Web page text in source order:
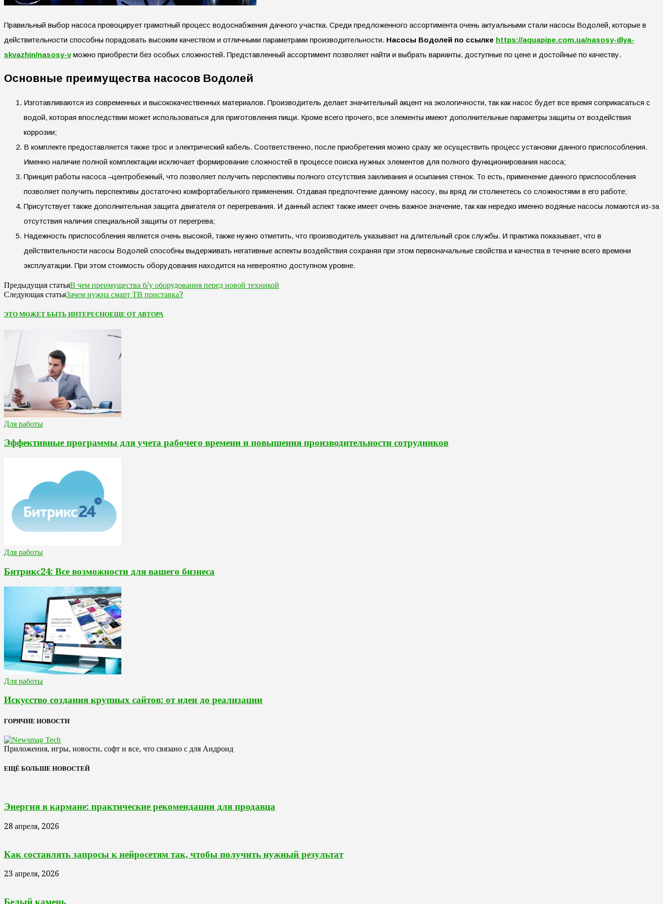
Правильный выбор насоса провоцирует грамотный процесс водоснабжения дачного участка. Среди предложенного ассортимента очень актуальными стали насосы Водолей, которые в
действительности способны порадовать высоким качеством и отличными параметрами производительности. Насосы Водолей по ссылке https://aquapipe.com.ua/nasosy-dlya-
skvazhin/nasosy-vможно приобрести без особых сложностей. Представленный ассортимент позволяет найти и выбрать варианты, доступные по цене и достойные по качеству.
Основные преимущества насосов Водолей
Изготавливаются из современных и высококачественных материалов. Производитель делает значительный акцент на экологичности, так как насос будет все время соприкасаться с
водой, которая впоследствии может использоваться для приготовления пищи. Кроме всего прочего, все элементы имеют дополнительные параметры защиты от воздействия
коррозии;
В комплекте предоставляется также трос и электрический кабель. Соответственно, после приобретения можно сразу же осуществить процесс установки данного приспособления.
Именно наличие полной комплектации исключает формирование сложностей в процессе поиска нужных элементов для полного функционирования насоса;
Принцип работы насоса –центробежный, что позволяет получить перспективы полного отсутствия заиливания и осыпания стенок. То есть, применение данного приспособления
позволяет получить перспективы достаточно комфортабельного применения. Отдавая предпочтение данному насосу, вы вряд ли столкнетесь со сложностями в его работе;
Присутствует также дополнительная защита двигателя от перегревания. И данный аспект также имеет очень важное значение, так как нередко именно водяные насосы ломаются из-за
отсутствия наличия специальной защиты от перегрева;
Надежность приспособления является очень высокой, также нужно отметить, что производитель указывает на длительный срок службы. И практика показывает, что в
действительности насосы Водолей способны выдерживать негативные аспекты воздействия сохраняя при этом первоначальные свойства и качества в течение всего времени
эксплуатации. При этом стоимость оборудования находится на невероятно доступном уровне.
Предыдущая статьяВ чем преимущества б/у оборудования перед новой техникой
Следующая статьяЗачем нужна смарт ТВ приставка?
ЭТО МОЖЕТ БЫТЬ ИНТЕРЕСНОЕЩЕ ОТ АВТОРА
Для работы
Эффективные программы для учета рабочего времени и повышения производительности сотрудников
Для работы
Битрикс24: Все возможности для вашего бизнеса
Для работы
Искусство создания крупных сайтов: от идеи до реализации
ГОРЯЧИЕ НОВОСТИ
Приложения, игры, новости, софт и все, что связано с для Андроид
ЕЩЁ БОЛЬШЕ НОВОСТЕЙ
Энергия в кармане: практические рекомендации для продавца
28 апреля, 2026
Как составлять запросы к нейросетям так, чтобы получить нужный результат
23 апреля, 2026
Белый камень